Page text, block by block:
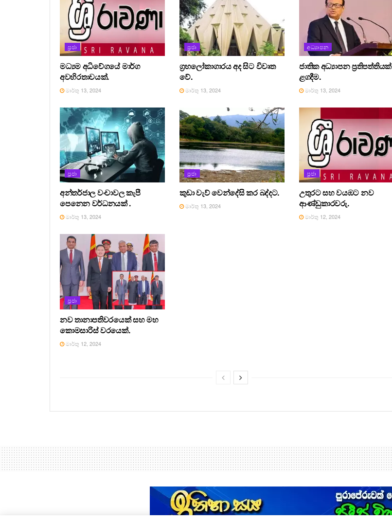
ප්‍රජා
මධ්‍යම අධිවේගයේ මාර්ග
අවහිරතාවයක්.
මාර්තු 13, 2024
ප්‍රජා
ග්‍රහලෝකාගාරය අද සිට විවෘත
වේ.
මාර්තු 13, 2024
අධ්‍යාපන
ජාතික අධ්‍යාපන ප්‍රතිපත්තියක්
ළගදීම.
මාර්තු 13, 2024
ප්‍රජා
අන්තර්ජාල වංචාවල කැපී
පෙනෙන වර්ධනයක් .
මාර්තු 13, 2024
ප්‍රජා
කුඩා වැව් වෙන්දේසි කර බද්දට.
මාර්තු 13, 2024
ප්‍රජා
උතුරට සහ වයඹට නව
ආණ්ඩුකාරවරු.
මාර්තු 12, 2024
ප්‍රජා
නව තානාපතිවරයෙක් සහ මහ
කොමසාරිස් වරයෙක්.
මාර්තු 12, 2024